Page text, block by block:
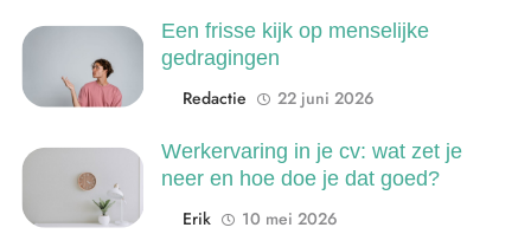
Een frisse kijk op menselijke
gedragingen
Redactie
22 juni 2026
Werkervaring in je cv: wat zet je
neer en hoe doe je dat goed?
Erik
10 mei 2026
De 538 Ochtendshow: dit moet je
weten over het populairste
ochtendduo van Nederland
MEDIA EN COMMUNICATIE
Kwantitatief of kwalitatief
onderzoek: wat is het verschil?